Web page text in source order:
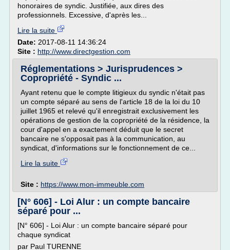
honoraires de syndic. Justifiée, aux dires des
professionnels. Excessive, d'après les...
Lire la suite
Date: 2017-08-11 14:36:24
Site : http://www.directgestion.com
Réglementations > Jurisprudences >
Copropriété - Syndic ...
Ayant retenu que le compte litigieux du syndic n'était pas
un compte séparé au sens de l'article 18 de la loi du 10
juillet 1965 et relevé qu'il enregistrait exclusivement les
opérations de gestion de la copropriété de la résidence, la
cour d'appel en a exactement déduit que le secret
bancaire ne s'opposait pas à la communication, au
syndicat, d'informations sur le fonctionnement de ce...
Lire la suite
Site : https://www.mon-immeuble.com
[N° 606] - Loi Alur : un compte bancaire
séparé pour ...
[N° 606] - Loi Alur : un compte bancaire séparé pour
chaque syndicat
par Paul TURENNE